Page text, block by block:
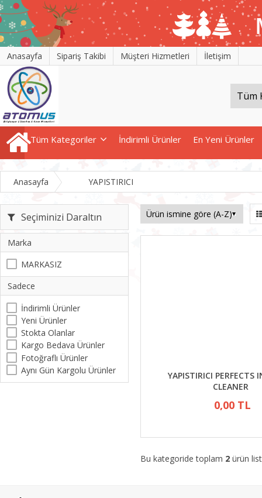
Anasayfa Sipariş Takibi Müşteri Hizmetleri İletişim
Tüm Kategoriler İndirimli Ürünler En Yeni Ürünler
Anasayfa YAPISTIRICI
Seçiminizi Daraltın
Marka
MARKASIZ
Sadece
İndirimli Ürünler
Yeni Ürünler
Stokta Olanlar
Kargo Bedava Ürünler
Fotoğraflı Ürünler
Aynı Gün Kargolu Ürünler
YAPISTIRICI PERFECTS
CLEANER
0,00 TL
Bu kategoride toplam 2 ürün